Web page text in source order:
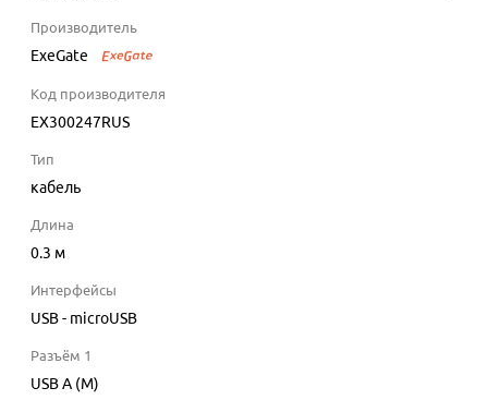
Производитель
ExeGate
Код производителя
EX300247RUS
Тип
кабель
Длина
0.3 м
Интерфейсы
USB - microUSB
Разъём 1
USB A (M)